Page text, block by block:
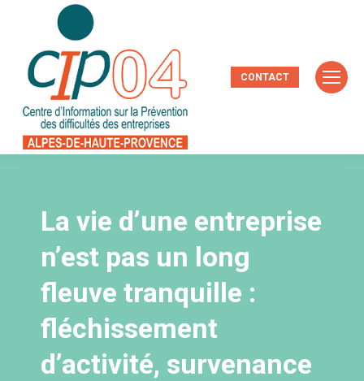
CONTACT
La vie d’une entreprise
n’est pas un long
fleuve tranquille :
fléchissement
d’activité, survenance